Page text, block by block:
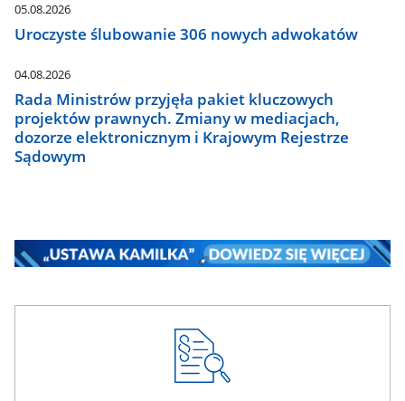
05.08.2026
Uroczyste ślubowanie 306 nowych adwokatów
04.08.2026
Rada Ministrów przyjęła pakiet kluczowych
projektów prawnych. Zmiany w mediacjach,
dozorze elektronicznym i Krajowym Rejestrze
Sądowym